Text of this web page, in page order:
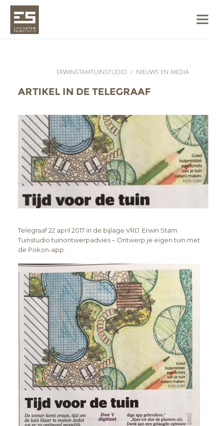
ERWINSTAMTUINSTUDIO / NIEUWS EN MEDIA
ARTIKEL IN DE TELEGRAAF
Telegraaf 22 april 2017 in de bijlage VRIJ. Erwin Stam
Tuinstudio tuinontwerpadvies – Ontwerp je eigen tuin met
de Pokon-app.